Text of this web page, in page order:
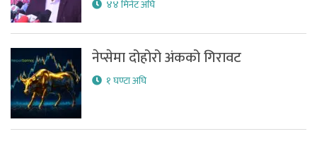
४४ मिनेट अघि
नेप्सेमा दोहोरो अंकको गिरावट
१ घण्टा अघि